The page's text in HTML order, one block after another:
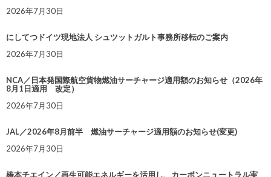
2026年7月30日
にしてつドイツ現地法人 シュツットガルト事務所移転のご案内
2026年7月30日
NCA／日本発国際航空貨物燃油サーチャージ適用額のお知らせ（2026年
8月1日適用 改定）
2026年7月30日
JAL／2026年8月前半 燃油サーチャージ適用額のお知らせ(変更)
2026年7月30日
椿本チエイン／再生可能エネルギーを活用し、カーボンニュートラル実